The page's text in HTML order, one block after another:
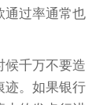
通过率通常也
千万不要造
迹。如果银行